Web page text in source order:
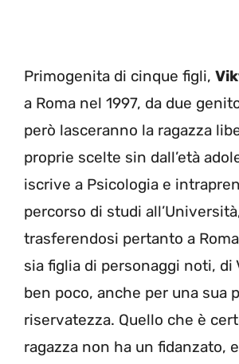
Primogenita di cinque figli,
a Roma nel 1997, da due
però lasceranno la ragazza
proprie scelte sin dall’età
iscrive a Psicologia e
percorso di studi
trasferendosi pertanto a
sia figlia di personaggi noti, di
ben poco, anche per una sua
riservatezza. Quello che è
ragazza non ha un fidanzato,